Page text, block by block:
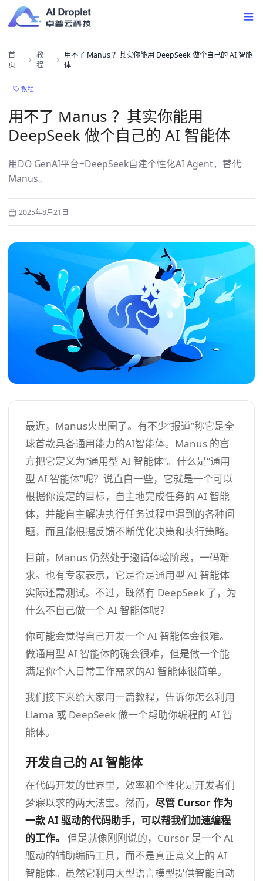
首
页
教
程
用不了 Manus ？其实你能用 DeepSeek 做个自己的 AI 智能
体
教程
用不了 Manus ？其实你能用
DeepSeek 做个自己的 AI 智能体
用DO GenAI平台+DeepSeek自建个性化AI Agent，替代
Manus。
2025年8月21日
最近，Manus火出圈了。有不少“报道”称它是全
球首款具备通用能力的AI智能体。Manus 的官
方把它定义为“通用型 AI 智能体”。什么是“通用
型 AI 智能体”呢？说直白一些，它就是一个可以
根据你设定的目标，自主地完成任务的 AI 智能
体，并能自主解决执行任务过程中遇到的各种问
题，而且能根据反馈不断优化决策和执行策略。
目前，Manus 仍然处于邀请体验阶段，一码难
求。也有专家表示，它是否是通用型 AI 智能体
实际还需测试。不过，既然有 DeepSeek 了，为
什么不自己做一个 AI 智能体呢？
你可能会觉得自己开发一个 AI 智能体会很难。
做通用型 AI 智能体的确会很难，但是做一个能
满足你个人日常工作需求的AI 智能体很简单。
我们接下来给大家用一篇教程，告诉你怎么利用
Llama 或 DeepSeek 做一个帮助你编程的 AI 智
能体。
开发自己的 AI 智能体
在代码开发的世界里，效率和个性化是开发者们
梦寐以求的两大法宝。然而， 尽管 Cursor 作为
一款AI 驱动的代码助手，可以帮我们加速编程
的工作。
但是就像刚刚说的，Cursor 是一个 AI
驱动的辅助编码工具，而不是真正意义上的 AI
智能体。虽然它利用大型语言模型提供智能自动